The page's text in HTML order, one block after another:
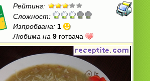
Рейтинг:
Сложност:
Изпробвана: 1
Любима на 9 готвача